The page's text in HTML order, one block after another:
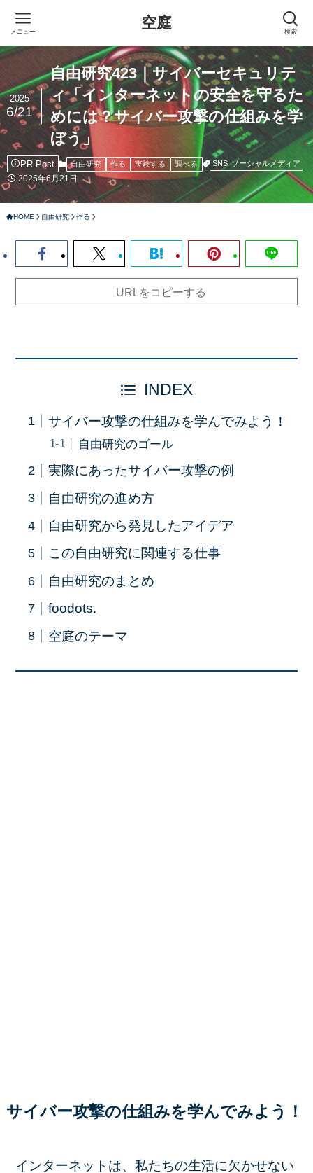
空庭 検索
メニュー
自由研究423｜サイバーセキュリテ
ィ「インターネットの安全を守るた
めには？サイバー攻撃の仕組みを学
ぼう」
2025
6/21
PR Post 自由研究 作る 実験する 調べる SNS ソーシャルメディア
2025年6月21日
HOME 自由研究 作る
URLをコピーする
INDEX
サイバー攻撃の仕組みを学んでみよう！
自由研究のゴール
実際にあったサイバー攻撃の例
自由研究の進め方
自由研究から発見したアイデア
この自由研究に関連する仕事
自由研究のまとめ
foodots.
空庭のテーマ
サイバー攻撃の仕組みを学んでみよう！
インターネットは、私たちの生活に欠かせない